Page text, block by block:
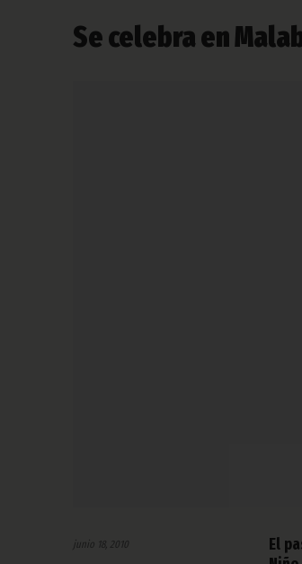
Se celebra en
junio 18, 2010
El